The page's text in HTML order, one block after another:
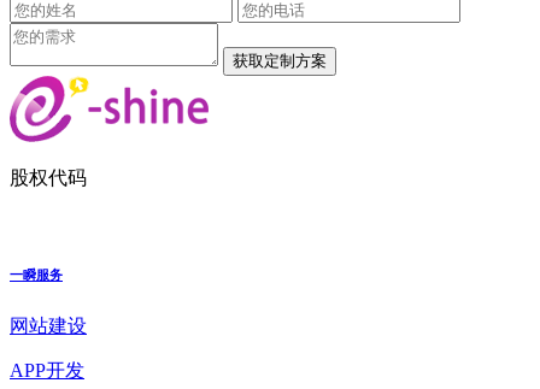
股权代码
一瞬服务
网站建设
APP开发